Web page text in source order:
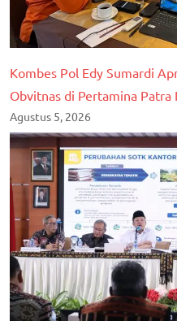
Kombes Pol Edy Sumardi
Obvitnas di Pertamina Patra
Agustus 5, 2026